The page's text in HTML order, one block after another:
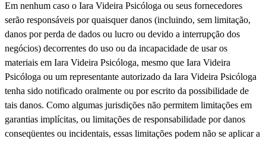
Em nenhum caso o Iara Videira Psicóloga ou seus fornecedores
serão responsáveis por quaisquer danos (incluindo, sem limitação,
danos por perda de dados ou lucro ou devido a interrupção dos
negócios) decorrentes do uso ou da incapacidade de usar os
materiais em Iara Videira Psicóloga, mesmo que Iara Videira
Psicóloga ou um representante autorizado da Iara Videira Psicóloga
tenha sido notificado oralmente ou por escrito da possibilidade de
tais danos. Como algumas jurisdições não permitem limitações em
garantias implícitas, ou limitações de responsabilidade por danos
conseqüentes ou incidentais, essas limitações podem não se aplicar a